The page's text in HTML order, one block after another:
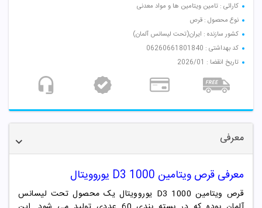
کارائی : تامین ویتامین ها و مواد معدنی
نوع محصول :‌ قرص
کشور سازنده :‌ ایران(تحت لیسانس آلمان)
کد بهداشتی : 06260661801840
تاریخ انقضا : 2026/01
معرفی
معرفی قرص ویتامین D3 1000 یوروویتال
قرص ویتامین D3 1000 یوروویتال یک محصول تحت لیسانس